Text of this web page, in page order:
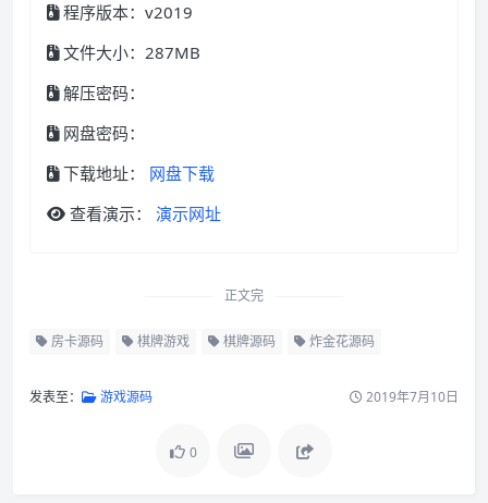
程序版本：v2019
文件大小：287MB
解压密码：
网盘密码：
下载地址：
网盘下载
查看演示：
演示网址
正文完
房卡源码 棋牌游戏 棋牌源码 炸金花源码
发表至： 游戏源码 2019年7月10日
0